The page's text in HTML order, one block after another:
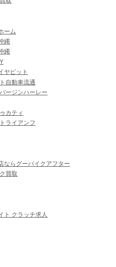
ーム
縄
縄
ヤピット
自動車流通
ージンハーレー
カティ
ライアンフ
ならグーバイクアフター
買取
ト クラッチ求人